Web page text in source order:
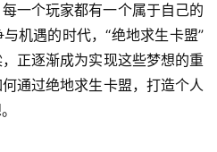
一个玩家都有一个属于自己的
机遇的时代，“绝地求生卡盟”
正逐渐成为实现这些梦想的重
通过绝地求生卡盟，打造个人